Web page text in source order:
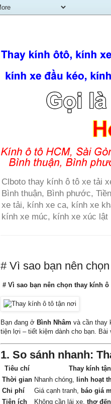
Clboto thay kính ô tô xe tải
Bình thuận, Bình phước,
xe tải, kính xe ca, kính xe
kính xe múc, kính xe xúc lật
# Vì sao bạn nên
# Vì sao bạn nên chọn thay kính
Bạn đang ở Bình Nhâm và cần thay
tiện lợi – tiết kiệm dành cho bạn.
1. So sánh nhanh:
Tiêu chí Thay kính
Thời gian Nhanh chóng, linh hoạt
Chi phí
Giá cạnh tranh, báo giá
Tiện ích
Không cần lái xe, thợ